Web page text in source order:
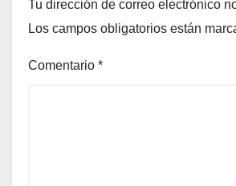
Tu dirección de correo electrónico
Los campos obligatorios están
Comentario *